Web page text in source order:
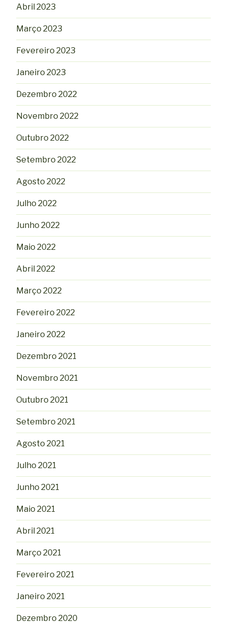
Abril 2023
Março 2023
Fevereiro 2023
Janeiro 2023
Dezembro 2022
Novembro 2022
Outubro 2022
Setembro 2022
Agosto 2022
Julho 2022
Junho 2022
Maio 2022
Abril 2022
Março 2022
Fevereiro 2022
Janeiro 2022
Dezembro 2021
Novembro 2021
Outubro 2021
Setembro 2021
Agosto 2021
Julho 2021
Junho 2021
Maio 2021
Abril 2021
Março 2021
Fevereiro 2021
Janeiro 2021
Dezembro 2020